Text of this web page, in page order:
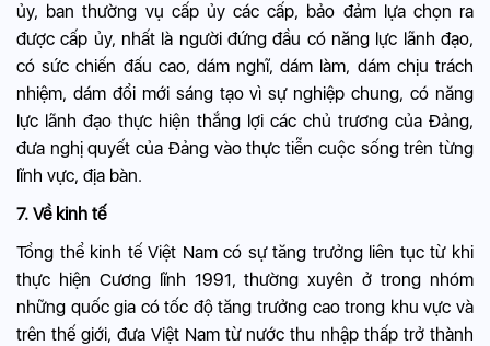
ủy, ban thường vụ cấp ủy các cấp, bảo đảm lựa chọn ra
được cấp ủy, nhất là người đứng đầu có năng lực lãnh đạo,
có sức chiến đấu cao, dám nghĩ, dám làm, dám chịu trách
nhiệm, dám đổi mới sáng tạo vì sự nghiệp chung, có năng
lực lãnh đạo thực hiện thắng lợi các chủ trương của Đảng,
đưa nghị quyết của Đảng vào thực tiễn cuộc sống trên từng
lĩnh vực, địa bàn.
7. Về kinh tế
Tổng thể kinh tế Việt Nam có sự tăng trưởng liên tục từ khi
thực hiện Cương lĩnh 1991, thường xuyên ở trong nhóm
những quốc gia có tốc độ tăng trưởng cao trong khu vực và
trên thế giới, đưa Việt Nam từ nước thu nhập thấp trở thành